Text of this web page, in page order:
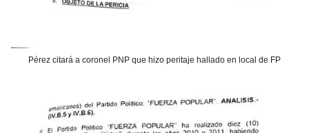
Pérez citará a coronel PNP que hizo peritaje hallado en local de FP